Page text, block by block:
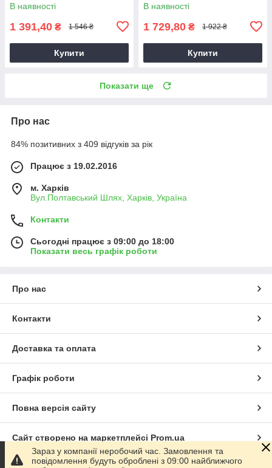
В наявності
1 391,40 ₴ 1 546 ₴
Купити
В наявності
1 729,80 ₴ 1 922 ₴
Купити
Показати ще
Про нас
84% позитивних з 409 відгуків за рік
Працює з 19.02.2016
м. Харків
Вул.Полтавський Шлях, Харків, Україна
Контакти
Сьогодні працює з 09:00 до 18:00
Показати весь графік роботи
Про нас
Контакти
Доставка та оплата
Графік роботи
Повна версія сайту
Сайт створено на маркетплейсі Prom.ua
Зараз у компанії неробочий час. Замовлення та
повідомлення будуть оброблені з 09:00 найближчого